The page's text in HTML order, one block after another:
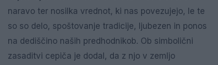
naravo ter nosilka vrednot, ki nas povezujejo, le te
so so delo, spoštovanje tradicije, ljubezen in ponos
na dediščino naših predhodnikob. Ob simbolični
zasaditvi cepiča je dodal, da z njo v zemljo